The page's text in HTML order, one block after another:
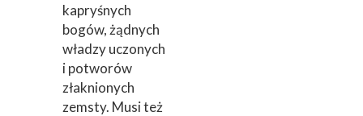
kapryśnych
bogów, żądnych
władzy uczonych
i potworów
złaknionych
zemsty. Musi też